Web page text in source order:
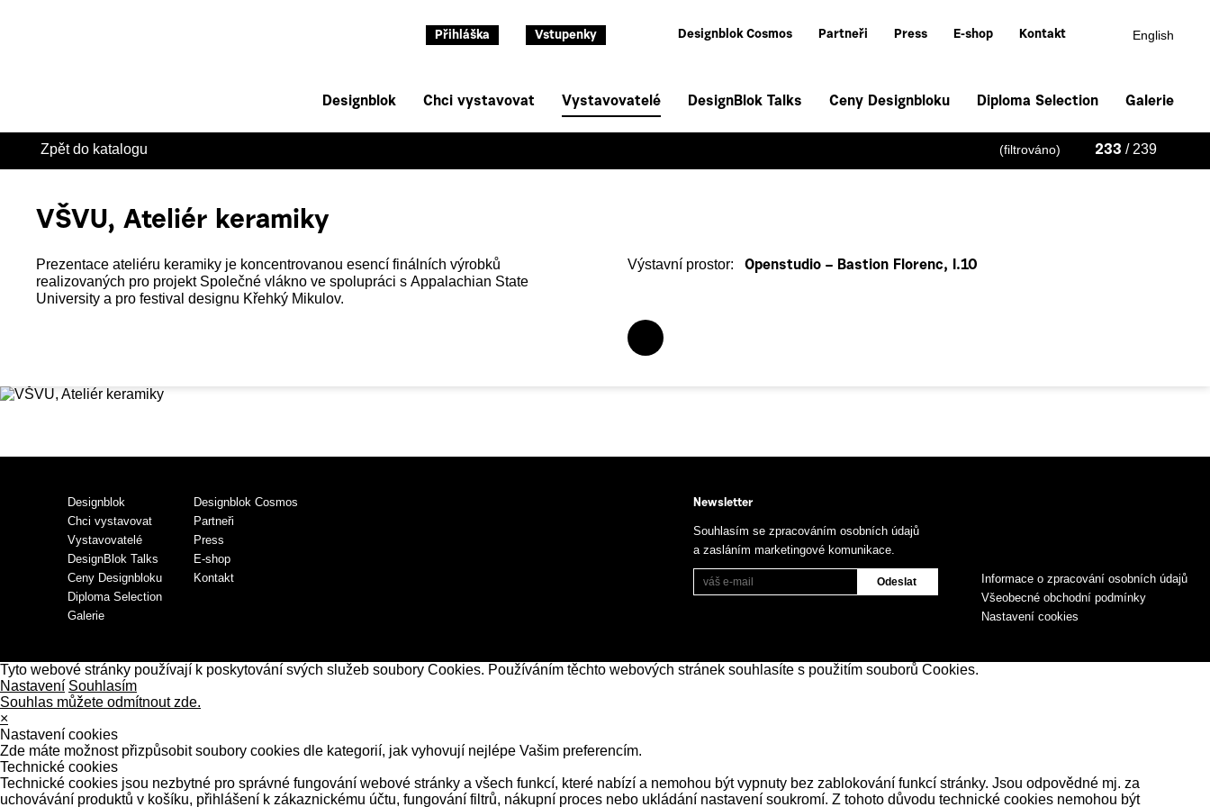
Přihláška Vstupenky Designblok Cosmos Partneři Press E-shop Kontakt English
Designblok Chci vystavovat Vystavovatelé DesignBlok Talks Ceny Designbloku Diploma Selection Galerie
Zpět do katalogu (filtrováno) 233 / 239
VŠVU, Ateliér keramiky
Prezentace ateliéru keramiky je koncentrovanou esencí finálních výrobků
realizovaných pro projekt Společné vlákno ve spolupráci s Appalachian State
University a pro festival designu Křehký Mikulov.
Výstavní prostor: Openstudio – Bastion Florenc, I.10
Designblok
Chci vystavovat
Vystavovatelé
DesignBlok Talks
Ceny Designbloku
Diploma Selection
Galerie
Designblok Cosmos
Partneři
Press
E-shop
Kontakt
Informace o zpracování osobních údajů
Všeobecné obchodní podmínky
Nastavení cookies
Newsletter
Souhlasím se zpracováním osobních údajů
a zasláním marketingové komunikace.
Tyto webové stránky používají k poskytování svých služeb soubory Cookies. Používáním těchto webových stránek souhlasíte s použitím souborů Cookies.
Nastavení Souhlasím
Souhlas můžete odmítnout zde.
×
Nastavení cookies
Zde máte možnost přizpůsobit soubory cookies dle kategorií, jak vyhovují nejlépe Vašim preferencím.
Technické cookies
Technické cookies jsou nezbytné pro správné fungování webové stránky a všech funkcí, které nabízí a nemohou být vypnuty bez zablokování funkcí stránky. Jsou odpovědné mj. za
uchovávání produktů v košíku, přihlášení k zákaznickému účtu, fungování filtrů, nákupní proces nebo ukládání nastavení soukromí. Z tohoto důvodu technické cookies nemohou být